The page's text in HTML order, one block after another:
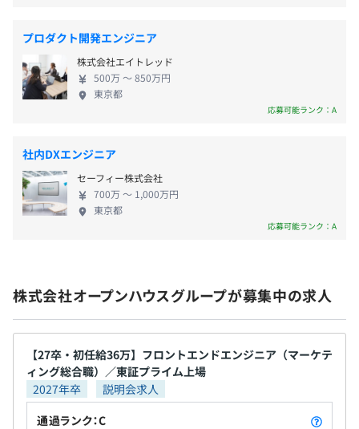
言語等：HTML、CSS、JavaScript、TypeScript、
Next.js、PHPなど
ツール等：Adode XD、Figma、Visual Studio Codeなど
バージョン管理：Git、Backlog、Slackなど
た自動昇降式のためボタン一つでスタンディングデスクに
画面もデュアルモニターで、モニターアームを回転させる
ことで縦向きにも横向きにもできます！
パソコンに関しても、M1チップ以降のCPUを搭載した
Macbook Proを支給しますので、ストレスなく作業に打
ち込むことができます。
支給)
・慶弔見舞金制度
・出産祝い金制度（勤続5年以上、第一子 20万円、 第二
子 30万円、 第三子 100万円を支給）
・確定拠出年金制度
・結婚・出産祝金
・生活習慣病検診
・人間ドック
・婦人科検診
・インフルエンザ予防接種
・総合福祉団体定期保険
・確定拠出年金制度
■ストレスチェック制度
■キャリア選択制度（子育て支援） など
現在は、戸建分譲事業に限らずホテル事業、金融事
業、海外投資事業、地域共創プロジェクトまで幅広
い事業を手がけています。 【当社のサステナビリテ
ィ】 ■当社グループは、６つのマテリアリティを特
定し、重点課題として取り組みを進めています ・
プライチェーンマネジメント ・Governance ガバナ
ンス／コンプライアンス ■社会貢献活動 ・地域共創
・教育活動 ・文化芸術振興 ・スポーツ振興 ・地域社
会への貢献・コミュニティ支援
プロダクト開発エンジニア
株式会社エイトレッド
500万 〜 850万円
東京都
応募可能ランク：A
社内DXエンジニア
セーフィー株式会社
700万 〜 1,000万円
東京都
応募可能ランク：A
株式会社オープンハウスグループが募集中の求人
【27卒・初任給36万】フロントエンドエンジニア（マーケテ
ィング総合職）／東証プライム上場
2027年卒
説明会求人
通過ランク：C